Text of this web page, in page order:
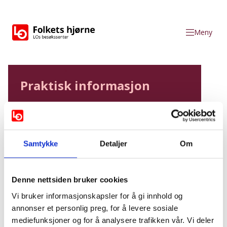
Samtykke Detaljer Om
Denne nettsiden bruker cookies
Vi bruker informasjonskapsler for å gi innhold og
annonser et personlig preg, for å levere sosiale
mediefunksjoner og for å analysere trafikken vår. Vi deler
Meny
Praktisk informasjon
Tidspunkt
Varighet
Språk
Norsk
Pris
Sted
Folkets hjørne, Youngs gate 29
Påmelding
Kvinne, liv, frihet – eller